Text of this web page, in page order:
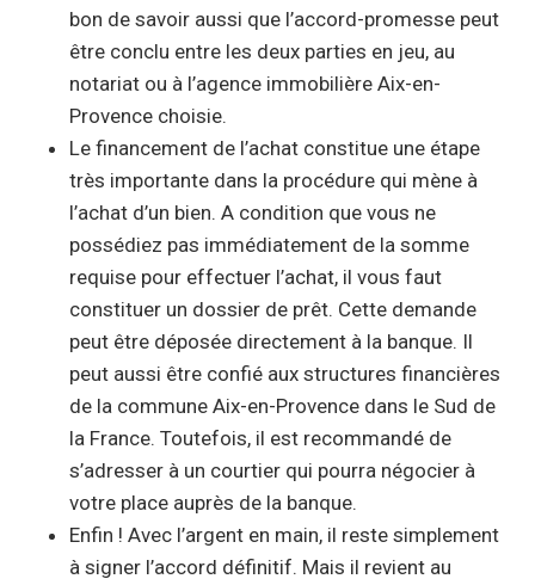
bon de savoir aussi que l’accord-promesse peut
être conclu entre les deux parties en jeu, au
notariat ou à l’agence immobilière Aix-en-
Provence choisie.
Le financement de l’achat constitue une étape
très importante dans la procédure qui mène à
l’achat d’un bien. A condition que vous ne
possédiez pas immédiatement de la somme
requise pour effectuer l’achat, il vous faut
constituer un dossier de prêt. Cette demande
peut être déposée directement à la banque. Il
peut aussi être confié aux structures financières
de la commune Aix-en-Provence dans le Sud de
la France. Toutefois, il est recommandé de
s’adresser à un courtier qui pourra négocier à
votre place auprès de la banque.
Enfin ! Avec l’argent en main, il reste simplement
à signer l’accord définitif. Mais il revient au